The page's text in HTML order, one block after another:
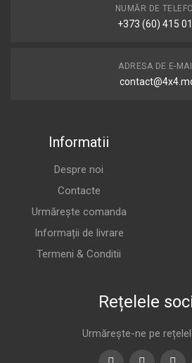
NUMĂR DE
+373 (60) 415
ADRESA DE E-
Informatii
Despre noi
Contacte
Urmărește comanda
Informații de livrare
Termeni & Conditii
Rețelele
Urmărește-ne pe